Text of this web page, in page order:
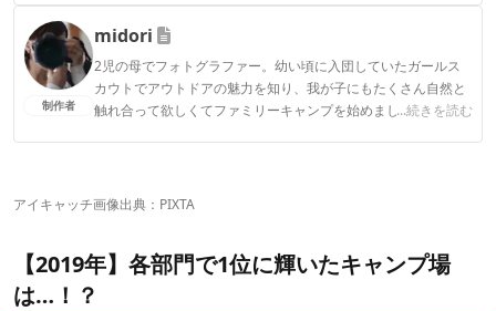
CAMP HACK編集部のプロフィール
制作者
midori
2児の母でフォトグラファー。幼い頃に入団していたガールス
カウトでアウトドアの魅力を知り、我が子にもたくさん自然と
触れ合って欲しくてファミリーキャンプを始めました。フォト
...続きを読む
アイキャッチ画像出典：PIXTA
【2019年】各部門で1位に輝いたキャンプ場
は…！？